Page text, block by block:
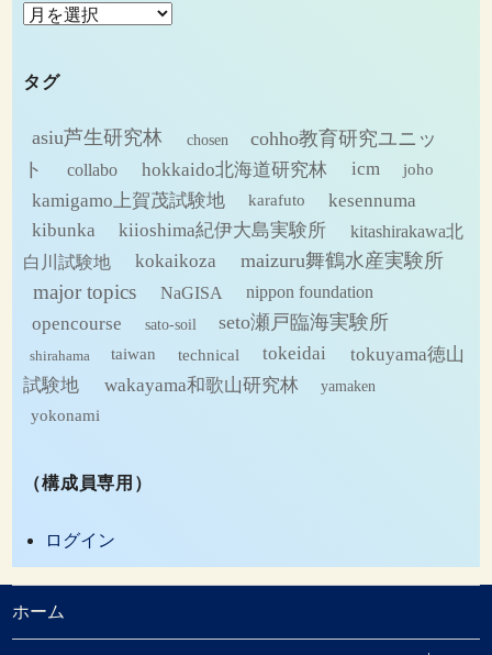
ア
カ
ブ
タグ
asiu芦生研究林 chosen
cohho教育研究ユニッ
ト
collabo hokkaido北海道研究林 icm joho
kamigamo上賀茂試験地 karafuto
kesennuma
kibunka
kiioshima紀伊大島実験所
kitashirakawa北
白川試験地
kokaikoza maizuru舞鶴水産実験所
major topics NaGISA nippon foundation
opencourse sato-soil seto瀬戸臨海実験所
shirahama taiwan technical tokeidai
tokuyama徳山
試験地
wakayama和歌山研究林
yamaken
yokonami
（構成員専用）
ログイン
ホーム